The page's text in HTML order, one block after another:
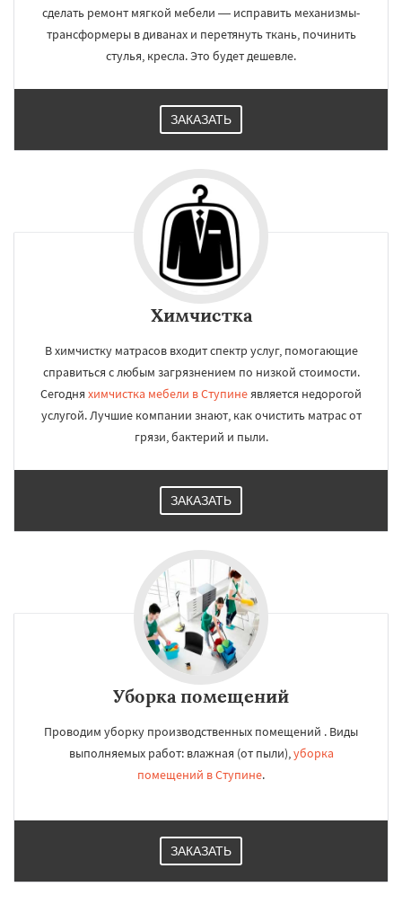
сделать ремонт мягкой мебели — исправить механизмы-
трансформеры в диванах и перетянуть ткань, починить
стулья, кресла. Это будет дешевле.
ЗАКАЗАТЬ
Химчистка
В химчистку матрасов входит спектр услуг, помогающие
справиться с любым загрязнением по низкой стоимости.
Сегодня химчистка мебели в Ступинеявляется недорогой
услугой. Лучшие компании знают, как очистить матрас от
грязи, бактерий и пыли.
ЗАКАЗАТЬ
Уборка помещений
Проводим уборку производственных помещений . Виды
выполняемых работ: влажная (от пыли),уборка
помещений в Ступине.
ЗАКАЗАТЬ